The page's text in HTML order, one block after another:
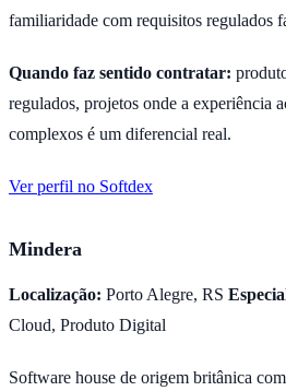
familiaridade com requisitos regulados
Quando faz sentido contratar:
regulados, projetos onde a experiência
complexos é um diferencial real.
Ver perfil no Softdex
Mindera
Localização: Porto Alegre, RS
Cloud, Produto Digital
Software house de origem britânica